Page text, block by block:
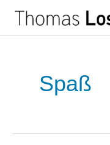
Inhalt
Spaß